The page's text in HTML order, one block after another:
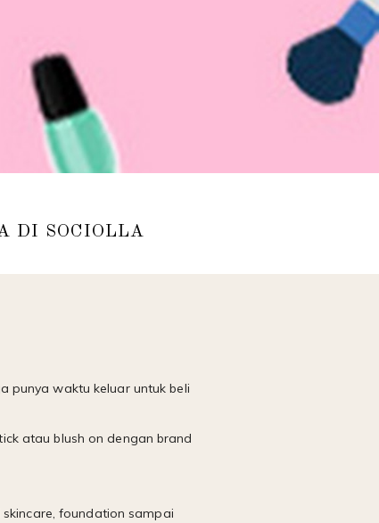
DI SOCIOLLA
punya waktu keluar untuk beli
atau blush on dengan brand
foundation sampai